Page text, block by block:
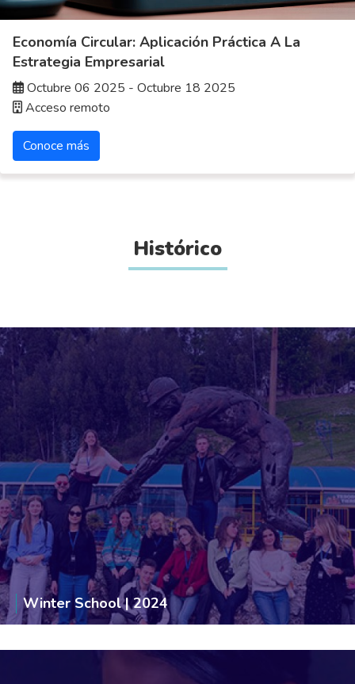
Economía Circular: Aplicación Práctica A La
Estrategia Empresarial
Octubre 06 2025 - Octubre 18 2025
Acceso remoto
Conoce más
Histórico
Winter School | 2024